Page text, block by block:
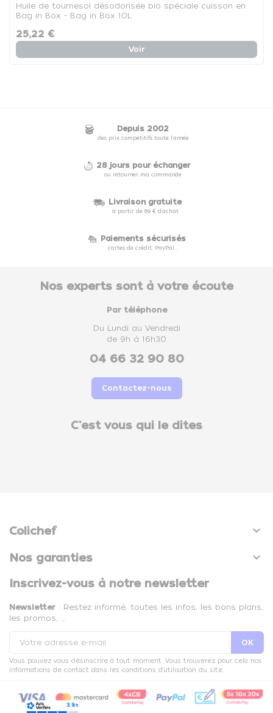
Huile de tournesol désodorisée bio spéciale cuisson en
Bag in Box - Bag in Box 10L
25,22 €
Voir
Depuis 2002
des prix compétitifs toute l'année
28 jours pour échanger
ou retourner ma commande
Livraison gratuite
à partir de 69 € d'achat
Paiements sécurisés
cartes de crédit, PayPal...
Nos experts sont à votre écoute
Par téléphone
Du Lundi au Vendredi
de 9h à 16h30
04 66 32 90 80
Contactez-nous
C'est vous qui le dites
Colichef 
Nos garanties 
Inscrivez-vous à notre newsletter
Newsletter : Restez informé, toutes les infos, les bons plans,
les promos, …
Vous pouvez vous désinscrire à tout moment. Vous trouverez pour cela nos
informations de contact dans les conditions d'utilisation du site.